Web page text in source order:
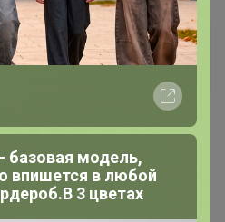
СССР
базовая модель,
впишется в любой
3 цветах